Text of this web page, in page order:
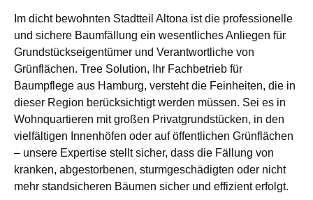
Im dicht bewohnten Stadtteil Altona ist die professionelle
und sichere Baumfällung ein wesentliches Anliegen für
Grundstückseigentümer und Verantwortliche von
Grünflächen. Tree Solution, Ihr Fachbetrieb für
Baumpflege aus Hamburg, versteht die Feinheiten, die in
dieser Region berücksichtigt werden müssen. Sei es in
Wohnquartieren mit großen Privatgrundstücken, in den
vielfältigen Innenhöfen oder auf öffentlichen Grünflächen
– unsere Expertise stellt sicher, dass die Fällung von
kranken, abgestorbenen, sturmgeschädigten oder nicht
mehr standsicheren Bäumen sicher und effizient erfolgt.